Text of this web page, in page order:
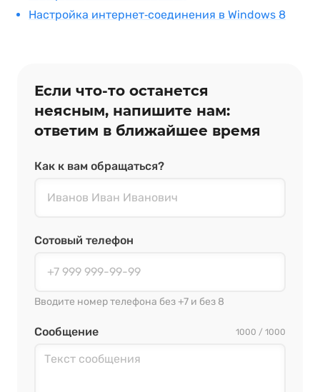
Настройка интернет‑соединения в Windows 8
Если что‑то останется
неясным, напишите нам:
ответим в ближайшее время
Как к вам обращаться?
Сотовый телефон
Вводите номер телефона без +7 и без 8
Сообщение 1000 / 1000